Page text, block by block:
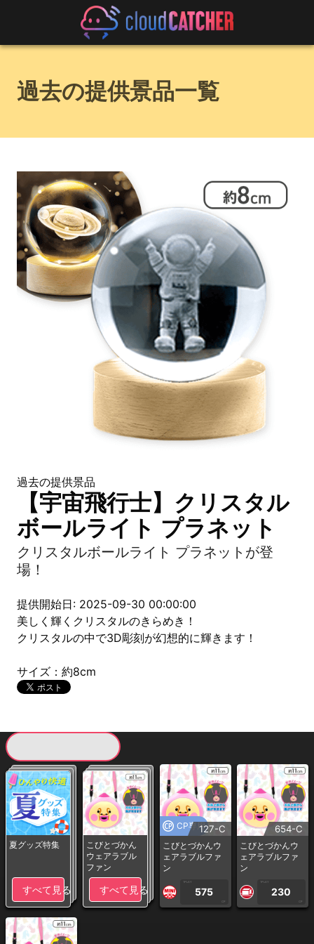
過去の提供景品一覧
過去の提供景品
【宇宙飛行士】クリスタル
ボールライト プラネット
クリスタルボールライト プラネットが登
場！
提供開始日: 2025-09-30 00:00:00
美しく輝くクリスタルのきらめき！
クリスタルの中で3D彫刻が幻想的に輝きます！
サイズ：約8cm
夏グッズ特集
すべて見る
こびとづかん
ウェアラブル
ファン
すべて見る
CP専用127-C
こびとづかんウ
ェアラブルファ
ン
1PLAY
575
CP
654-C
こびとづかんウ
ェアラブルファ
ン
1PLAY
230
CP